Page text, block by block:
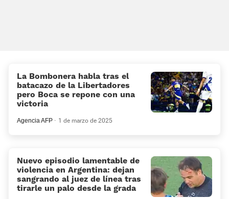
La Bombonera habla tras el
batacazo de la Libertadores
pero Boca se repone con una
victoria
Agencia AFP 1 de marzo de 2025
Nuevo episodio lamentable de
violencia en Argentina: dejan
sangrando al juez de línea tras
tirarle un palo desde la grada